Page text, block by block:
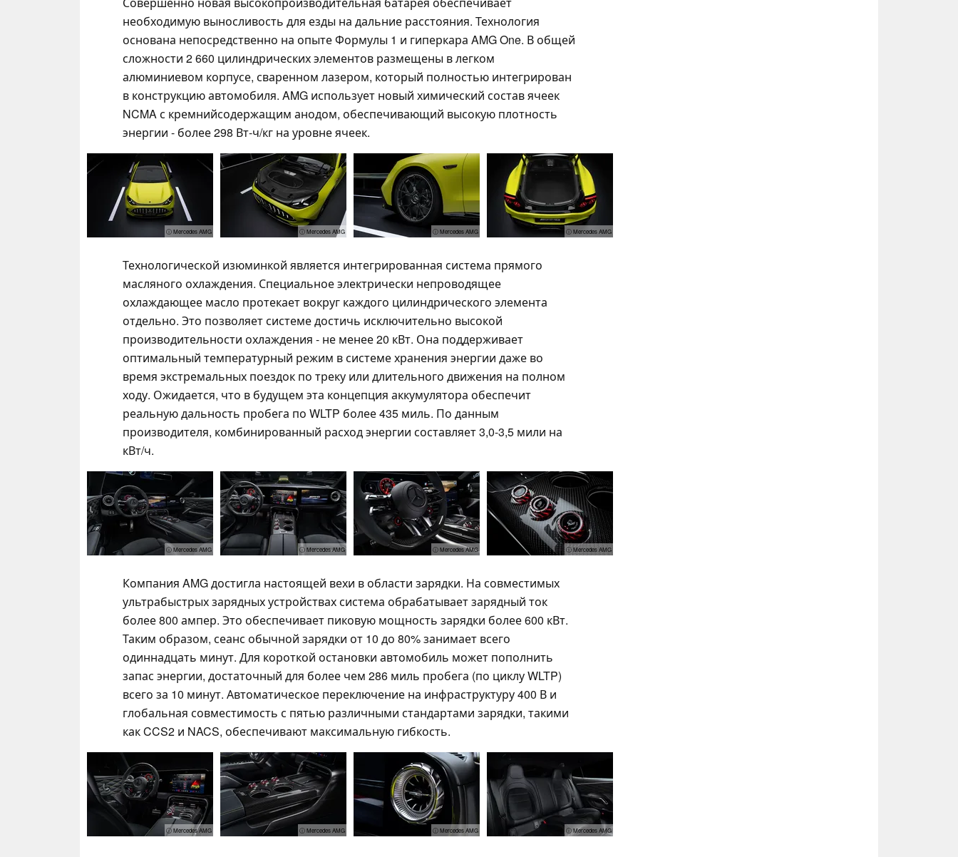
необходимую выносливость для езды на дальние расстояния. Технология
основана непосредственно на опыте Формулы 1 и гиперкара AMG One. В общей
сложности 2 660 цилиндрических элементов размещены в легком
алюминиевом корпусе, сваренном лазером, который полностью интегрирован
в конструкцию автомобиля. AMG использует новый химический состав ячеек
NCMA с кремнийсодержащим анодом, обеспечивающий высокую плотность
энергии - более 298 Вт-ч/кг на уровне ячеек.
ⓘ Mercedes AMG ⓘ Mercedes AMG ⓘ Mercedes AMG ⓘ Mercedes AMG
Технологической изюминкой является интегрированная система прямого
масляного охлаждения. Специальное электрически непроводящее
охлаждающее масло протекает вокруг каждого цилиндрического элемента
отдельно. Это позволяет системе достичь исключительно высокой
производительности охлаждения - не менее 20 кВт. Она поддерживает
оптимальный температурный режим в системе хранения энергии даже во
время экстремальных поездок по треку или длительного движения на полном
ходу. Ожидается, что в будущем эта концепция аккумулятора обеспечит
реальную дальность пробега по WLTP более 435 миль. По данным
производителя, комбинированный расход энергии составляет 3,0-3,5 мили на
кВт/ч.
ⓘ Mercedes AMG ⓘ Mercedes AMG ⓘ Mercedes AMG ⓘ Mercedes AMG
Компания AMG достигла настоящей вехи в области зарядки. На совместимых
ультрабыстрых зарядных устройствах система обрабатывает зарядный ток
более 800 ампер. Это обеспечивает пиковую мощность зарядки более 600 кВт.
Таким образом, сеанс обычной зарядки от 10 до 80% занимает всего
одиннадцать минут. Для короткой остановки автомобиль может пополнить
запас энергии, достаточный для более чем 286 миль пробега (по циклу WLTP)
всего за 10 минут. Автоматическое переключение на инфраструктуру 400 В и
глобальная совместимость с пятью различными стандартами зарядки, такими
как CCS2 и NACS, обеспечивают максимальную гибкость.
ⓘ Mercedes AMG ⓘ Mercedes AMG ⓘ Mercedes AMG ⓘ Mercedes AMG